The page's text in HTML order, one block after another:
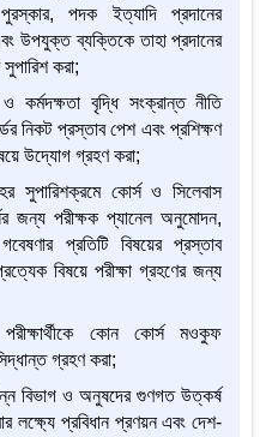
পুরস্কার, পদক ইত্যাদি প্রদানের
উপযুক্ত ব্যক্তিকে তাহা প্রদানের
করা;
কর্মদক্ষতা বৃদ্ধি সংক্রান্ত নীতি
নিকট প্রস্তাব পেশ এবং প্রশিক্ষণ
উদ্যোগ গ্রহণ করা;
সুপারিশক্রমে কোর্স ও সিলেবাস
জন্য পরীক্ষক প্যানেল অনুমোদন,
প্রতিটি বিষয়ের প্রস্তাব
বিষয়ে পরীক্ষা গ্রহণের জন্য
কোন কোর্স মওকুফ
গ্রহণ করা;
বিভাগ ও অনুষদের গুণগত উত্কর্ষ
লক্ষ্যে প্রবিধান প্রণয়ন এবং দেশ-